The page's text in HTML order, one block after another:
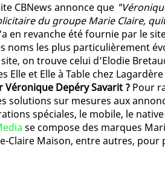
CBNews annonce que
du groupe Marie Claire,
en revanche été fournie par le
noms les plus particulièrement
on trouve celui d’Elodie
et Elle à Table chez
Depéry Savarit ? Pour
solutions sur mesures aux
spéciales, le mobile, le
se compose des marques
Claire Maison, entre autres, pour